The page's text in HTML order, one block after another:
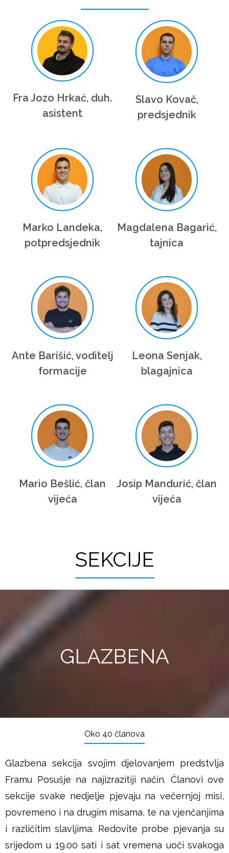
Fra Jozo Hrkać, duh.
asistent
Slavo Kovač,
predsjednik
Marko Landeka,
potpredsjednik
Magdalena Bagarić,
tajnica
Ante Barišić, voditelj
formacije
Leona Senjak,
blagajnica
Mario Bešlić, član
vijeća
Josip Mandurić, član
vijeća
SEKCIJE
GLAZBENA
Oko 40 članova
Glazbena sekcija svojim djelovanjem predstvlja
Framu Posušje na najizrazitiji način. Članovi ove
sekcije svake nedjelje pjevaju na večernjoj misi,
povremeno i na drugim misama, te na vjenčanjima
i različitim slavljima. Redovite probe pjevanja su
srijedom u 19.00 sati i sat vremena uoči svakoga